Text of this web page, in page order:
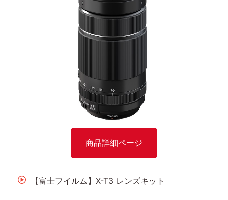
商品詳細ページ
【富士フイルム】X-T3 レンズキット